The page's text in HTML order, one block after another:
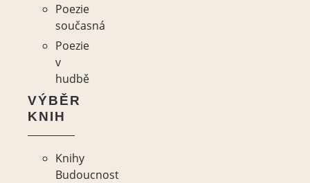
Poezie
současná
Poezie
v
hudbě
VÝBĚR
KNIH
Knihy
Budoucnost